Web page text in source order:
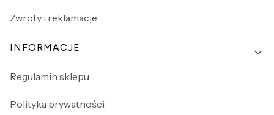
Zwroty i reklamacje
INFORMACJE
Regulamin sklepu
Polityka prywatności